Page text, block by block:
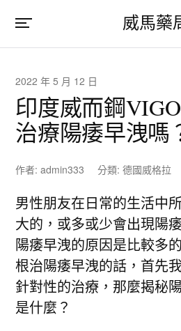
威馬藥
2022 年 5 月 12 日
印度威而鋼
治療陽痿早洩嗎
作者:admin333 分類: 德國威格拉
男性朋友在日常的生活中
大的，或多或少會出現陽
陽痿早洩的原因是比較多
根治陽痿早洩的話，首先
針對性的治療，那麼揭秘
是什麼？